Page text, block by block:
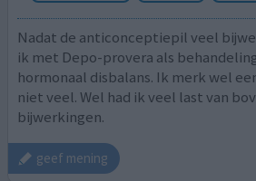
Nadat de anticonceptiepil veel
ik met Depo-provera als
hormonaal disbalans. Ik merk wel
niet veel. Wel had ik veel last van
bijwerkingen.
geef mening